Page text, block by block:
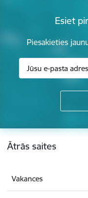
Esiet
Piesakieties
Kājene
Ātrās saites
Vakances